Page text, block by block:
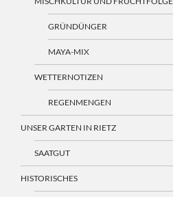
GRÜNDÜNGER
MAYA-MIX
WETTERNOTIZEN
REGENMENGEN
UNSER GARTEN IN RIETZ
SAATGUT
HISTORISCHES